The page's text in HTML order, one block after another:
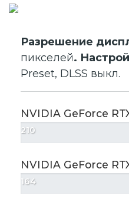
Разрешение
пикселей.
Preset, DLSS выкл.
NVIDIA GeForce
210
NVIDIA GeForce
164